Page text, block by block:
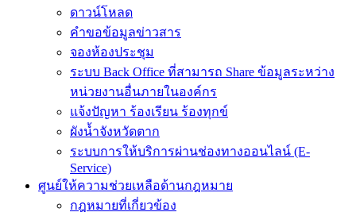
ดาวน์โหลด
คำขอข้อมูลข่าวสาร
จองห้องประชุม
ระบบ Back Office ที่สามารถ Share ข้อมูลระหว่าง
หน่วยงานอื่นภายในองค์กร
แจ้งปัญหา ร้องเรียน ร้องทุกข์
ผังน้ำจังหวัดตาก
ระบบการให้บริการผ่านช่องทางออนไลน์ (E-
Service)
ศูนย์ให้ความช่วยเหลือด้านกฎหมาย
กฎหมายที่เกี่ยวข้อง